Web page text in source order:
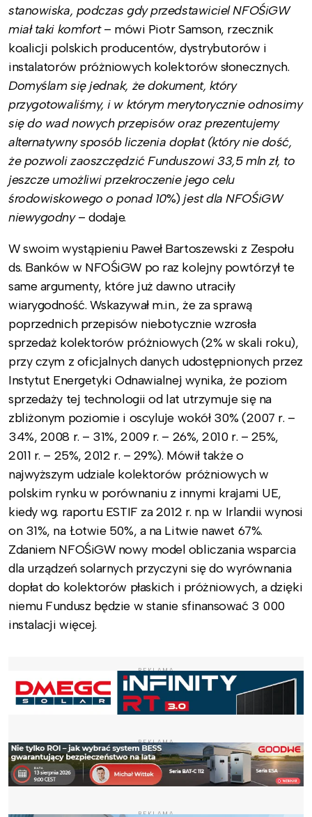
stanowiska, podczas gdy przedstawiciel NFOŚiGW
miał taki komfort– mówi Piotr Samson, rzecznik
koalicji polskich producentów, dystrybutorów i
instalatorów próżniowych kolektorów słonecznych.
Domyślam się jednak, że dokument, który
przygotowaliśmy, i w którym merytorycznie odnosimy
się do wad nowych przepisów oraz prezentujemy
alternatywny sposób liczenia dopłat (który nie dość,
że pozwoli zaoszczędzić Funduszowi 33,5 mln zł, to
jeszcze umożliwi przekroczenie jego celu
środowiskowego o ponad 10%)jest dla NFOŚiGW
niewygodny– dodaje.
W swoim wystąpieniu Paweł Bartoszewski z Zespołu
ds. Banków w NFOŚiGW po raz kolejny powtórzył te
same argumenty, które już dawno utraciły
wiarygodność. Wskazywał m.in., że za sprawą
poprzednich przepisów niebotycznie wzrosła
sprzedaż kolektorów próżniowych (2% w skali roku),
przy czym z oficjalnych danych udostępnionych przez
Instytut Energetyki Odnawialnej wynika, że poziom
sprzedaży tej technologii od lat utrzymuje się na
zbliżonym poziomie i oscyluje wokół 30% (2007 r. –
34%, 2008 r. – 31%, 2009 r. – 26%, 2010 r. – 25%,
2011 r. – 25%, 2012 r. – 29%). Mówił także o
najwyższym udziale kolektorów próżniowych w
polskim rynku w porównaniu z innymi krajami UE,
kiedy wg. raportu ESTIF za 2012 r. np. w Irlandii wynosi
on 31%, na Łotwie 50%, a na Litwie nawet 67%.
Zdaniem NFOŚiGW nowy model obliczania wsparcia
dla urządzeń solarnych przyczyni się do wyrównania
dopłat do kolektorów płaskich i próżniowych, a dzięki
niemu Fundusz będzie w stanie sfinansować 3 000
instalacji więcej.
REKLAMA
REKLAMA
REKLAMA